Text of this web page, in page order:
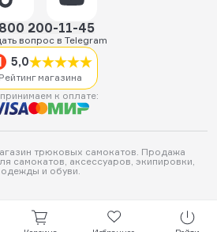
200-11-45
вопрос в Telegram
5,0
Рейтинг магазина
к оплате:
трюковых самокатов. Продажа
самокатов, аксессуаров, экипировки,
одежды и обуви.